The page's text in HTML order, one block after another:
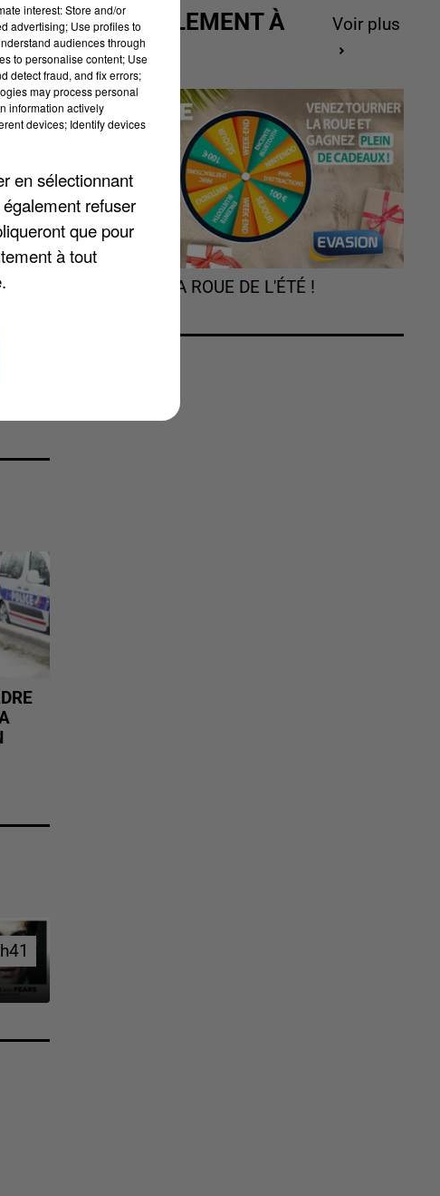
du
a
ACTUELLEMENT À
GAGNER
Voir plus
TOURNEZ LA ROUE DE L'ÉTÉ !
interest: Store and/or
advertising; Use profiles to
audiences through
to personalise content; Use
detect fraud, and fix errors;
may process personal
information actively
devices; Identify devices
en sélectionnant
refuser
que pour
à tout